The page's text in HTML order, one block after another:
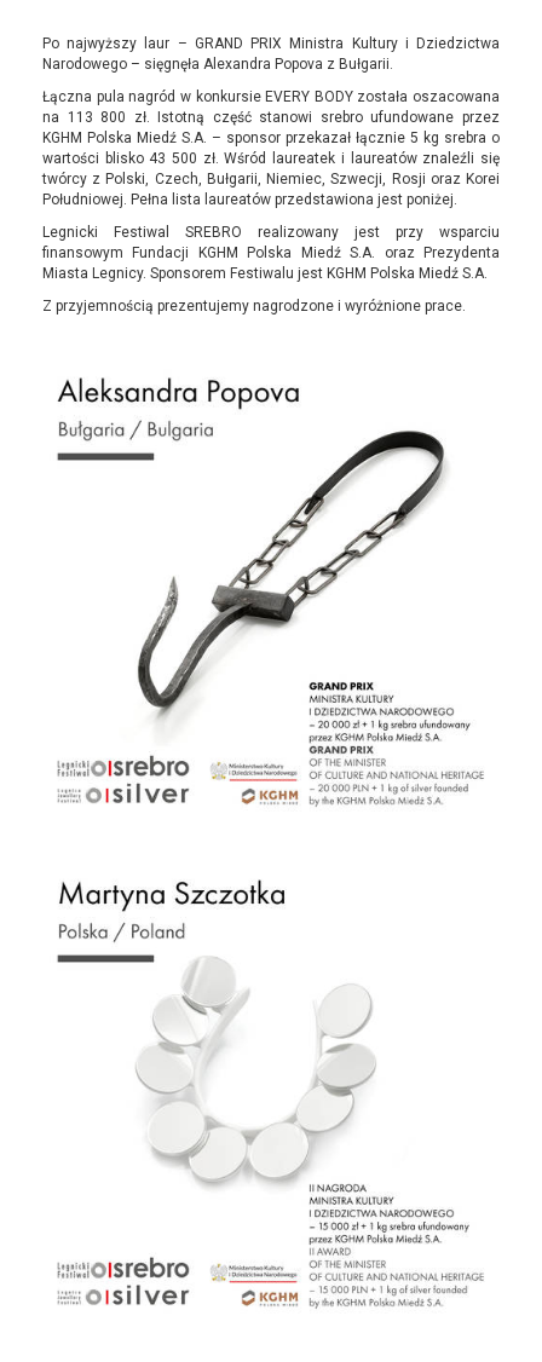
Po najwyższy laur – GRAND PRIX Ministra Kultury i Dziedzictwa
Narodowego – sięgnęła Alexandra Popova z Bułgarii.
Łączna pula nagród w konkursie EVERY BODY została oszacowana
na 113 800 zł. Istotną część stanowi srebro ufundowane przez
KGHM Polska Miedź S.A. – sponsor przekazał łącznie 5 kg srebra o
wartości blisko 43 500 zł. Wśród laureatek i laureatów znaleźli się
twórcy z Polski, Czech, Bułgarii, Niemiec, Szwecji, Rosji oraz Korei
Południowej. Pełna lista laureatów przedstawiona jest poniżej.
Legnicki Festiwal SREBRO realizowany jest przy wsparciu
finansowym Fundacji KGHM Polska Miedź S.A. oraz Prezydenta
Miasta Legnicy. Sponsorem Festiwalu jest KGHM Polska Miedź S.A.
Z przyjemnością prezentujemy nagrodzone i wyróżnione prace.